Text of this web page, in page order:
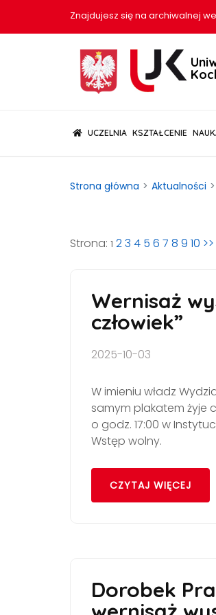
Znajdujesz się na archiwalnej
(CURRENT)
UCZELNIA KSZTAŁCENIE
Strona główna Aktualności
Strona: 1 23 4 5 6 7 8 9 10 >>
Wernisaż
człowiek”
2025-10-03
W imieniu władz
samym plakatem żyje
o godz. 17:00 w
Wstęp wolny.
CZYTAJ WIĘCEJ
Dorobek